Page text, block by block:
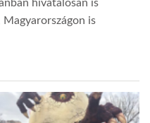
hivatalosan is
is